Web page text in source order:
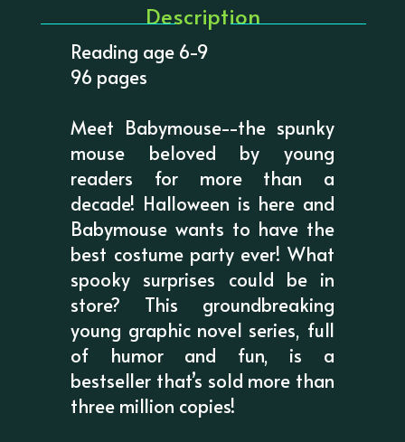
Description
Reading age 6-9
96 pages
Meet Babymouse--the spunky
mouse beloved by young
readers for more than a
decade! Halloween is here and
Babymouse wants to have the
best costume party ever! What
spooky surprises could be in
store? This groundbreaking
young graphic novel series, full
of humor and fun, is a
bestseller that’s sold more than
three million copies!